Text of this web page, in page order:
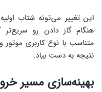
این تغییر می‌تونه شتاب
هنگام گاز دادن رو سریع‌تر
متناسب با نوع کاربری موتور
نتیجه به دست بیاد.
بهینه‌سازی مسیر